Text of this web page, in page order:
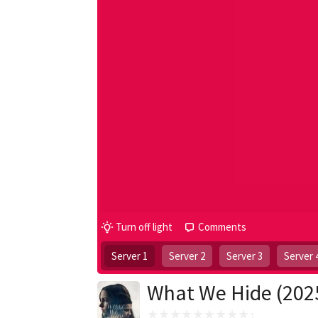
Turn off light Comments
Server 1 Server 2 Server 3 Server
What We Hide